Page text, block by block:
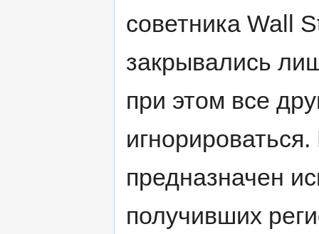
советника Wall
закрывались
при этом все
предназначен
получивших